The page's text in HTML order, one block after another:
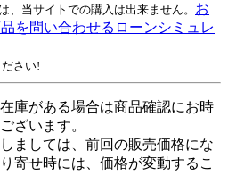
、当サイトでの購入は出来ません。 お
を問い合わせる ローンシミュレ
さい!
庫がある場合は商品確認にお時
ざいます。
ましては、前回の販売価格にな
寄せ時には、価格が変動するこ